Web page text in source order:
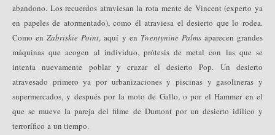
abandono. Los recuerdos atraviesan la rota mente de Vincent (experto ya
en papeles de atormentado), como él atraviesa el desierto que lo rodea.
Como enZabriskie Point, aquí y en Twentynine Palmsaparecen grandes
máquinas que acogen al individuo, prótesis de metal con las que se
intenta nuevamente poblar y cruzar el desierto Pop. Un desierto
atravesado primero ya por urbanizaciones y piscinas y gasolineras y
supermercados, y después por la moto de Gallo, o por el Hammer en el
que se mueve la pareja del filme de Dumont por un desierto idílico y
terrorífico a un tiempo.